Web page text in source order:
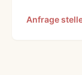
Anfrage